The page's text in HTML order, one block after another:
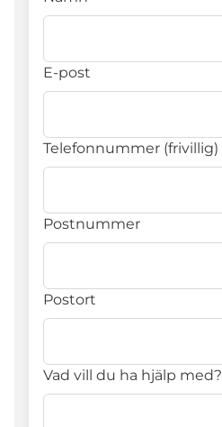
E-post
Telefonnummer (frivillig)
Postnummer
Postort
Vad vill du ha hjälp med?